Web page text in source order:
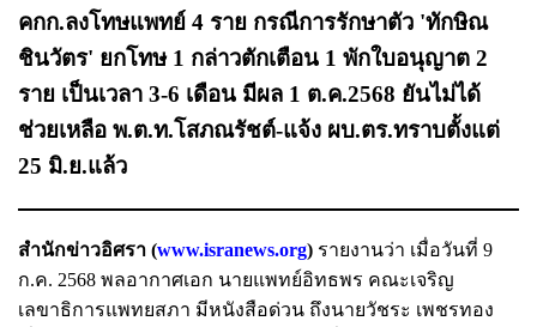
คกก.ลงโทษแพทย์ 4 ราย กรณีการรักษาตัว 'ทักษิณ
ชินวัตร' ยกโทษ 1 กล่าวตักเตือน 1 พักใบอนุญาต 2
ราย เป็นเวลา 3-6 เดือน มีผล 1 ต.ค.2568 ยันไม่ได้
ช่วยเหลือ พ.ต.ท.โสภณรัชต์-แจ้ง ผบ.ตร.ทราบตั้งแต่
25 มิ.ย.แล้ว
สำนักข่าวอิศรา (www.isranews.org) รายงานว่า เมื่อวันที่ 9
ก.ค. 2568 พลอากาศเอก นายแพทย์อิทธพร คณะเจริญ
เลขาธิการแพทยสภา มีหนังสือด่วน ถึงนายวัชระ เพชรทอง